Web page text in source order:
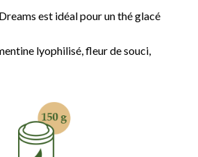
est idéal pour un thé glacé
lyophilisé, fleur de souci,